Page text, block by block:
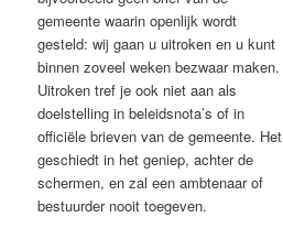
gemeente waarin openlijk wordt
gesteld: wij gaan u uitroken en u kunt
binnen zoveel weken bezwaar maken.
Uitroken tref je ook niet aan als
doelstelling in beleidsnota’s of in
officiële brieven van de gemeente. Het
geschiedt in het geniep, achter de
schermen, en zal een ambtenaar of
bestuurder nooit toegeven.